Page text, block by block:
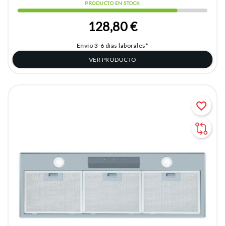
PRODUCTO EN STOCK
128,80 €
Envío 3-6 días laborales*
VER PRODUCTO
favorite_border